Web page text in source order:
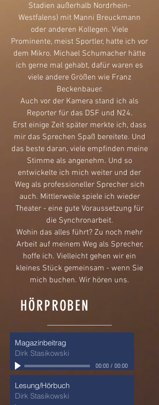
Stadien außerhalb Nordrhein-
Westfalens) mit Manni Breuckmann
oder anderen Kollegen. Viele
Prominente, meist Sportler, hatte ich vor
dem Mikro. Michael Schumacher hätte
ich gerne mal gehabt, dafür waren es
viele andere Größen wie Franz
Beckenbauer.
Auch vor der Kamera stand ich als
Reporter für das DSF und N24.
Erst einige Zeit später merkte ich, dass
mir das Sprechen Spaß bereitete. Und
das beste daran, viele empfinden meine
Stimme als angenehm. Und so
entwickelte ich mich weiter und der
Weg als professioneller Sprecher sich
auch. Mittlerweile spiele ich wieder
Theater - eine gute Voraussetzung für
die Synchronarbeit.
Wohin das alles führt? Zu noch mehr
Arbeit auf meinem Weg als Sprecher,
hoffe ich. Vielleicht gehen wir ein
kleines Stück gemeinsam - wenn Sie
mich buchen. Wir hören uns.
HÖRPROBEN
Magazinbeitrag
Dirk Stasikowski
00:00/ 00:00
Lesung/Hörbuch
Dirk Stasikowski